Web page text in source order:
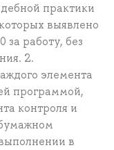
практики
выявлено
за работу, без
2.
элемента
программой,
контроля и
в